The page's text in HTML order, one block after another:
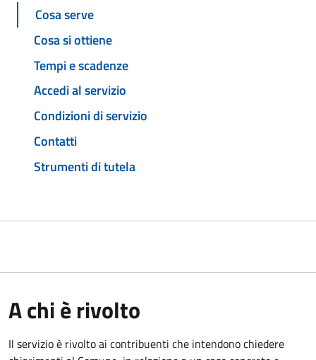
Cosa serve
Cosa si ottiene
Tempi e scadenze
Accedi al servizio
Condizioni di servizio
Contatti
Strumenti di tutela
A chi è rivolto
Il servizio è rivolto ai contribuenti che intendono chiedere